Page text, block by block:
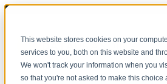
This website stores cookies on your
services to you, both on this website and
We won't track your information when you
so that you're not asked to make this choice